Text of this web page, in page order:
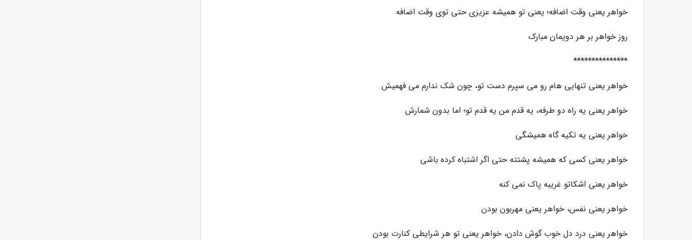
خواهر یعنی وقت اضافه؛ یعنی تو همیشه عزیزی حتی توی وقت اضافه
روز خواهر بر هر دویمان مبارک
***************
خواهر یعنی تنهایی هام رو می سپرم دست تو، چون شک ندارم می فهمیش
خواهر یعنی یه راه دو طرفه، یه قدم من یه قدم تو؛ اما بدون شمارش
خواهر یعنی یه تکیه گاه همیشگی
خواهر یعنی کسی که همیشه پشتته حتی اگر اشتباه کرده باشی
خواهر یعنی اشکاتو غریبه پاک نمی کنه
خواهر یعنی نفس، خواهر یعنی مهربون بودن
خواهر یعنی درد دل خوب گوش دادن، خواهر یعنی تو هر شرایطی کنارت بودن